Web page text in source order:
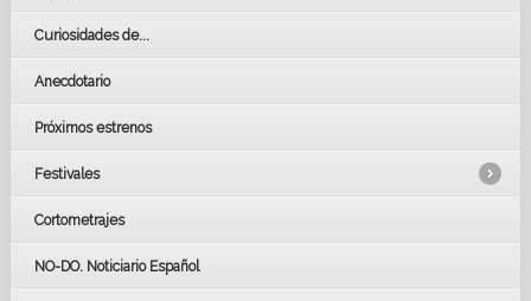
Curiosidades de...
Anecdotario
Próximos estrenos
Festivales
LOS OSCARS
GOYAS
Cortometrajes
NO-DO. Noticiario Español